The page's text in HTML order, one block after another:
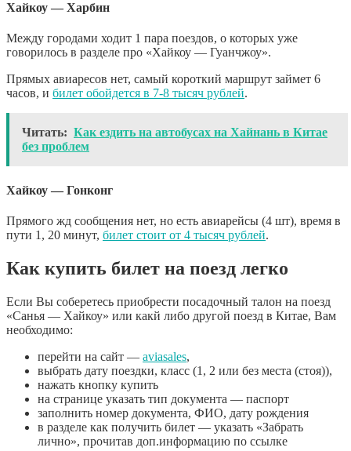
Хайкоу — Харбин
Между городами ходит 1 пара поездов, о которых уже
говорилось в разделе про «Хайкоу — Гуанчжоу».
Прямых авиаресов нет, самый короткий маршрут займет 6
часов, и билет обойдется в 7-8 тысяч рублей.
Читать: Как ездить на автобусах на Хайнань в Китае
без проблем
Хайкоу — Гонконг
Прямого жд сообщения нет, но есть авиарейсы (4 шт), время в
пути 1, 20 минут, билет стоит от 4 тысяч рублей.
Как купить билет на поезд легко
Если Вы соберетесь приобрести посадочный талон на поезд
«Санья — Хайкоу» или какй либо другой поезд в Китае, Вам
необходимо:
перейти на сайт — aviasales,
выбрать дату поездки, класс (1, 2 или без места (стоя)),
нажать кнопку купить
на странице указать тип документа — паспорт
заполнить номер документа, ФИО, дату рождения
в разделе как получить билет — указать «Забрать
лично», прочитав доп.информацию по ссылке